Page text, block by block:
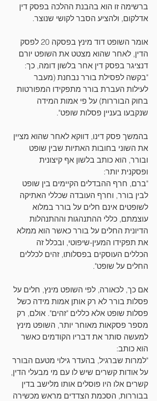
ברשימה זו הוא בהבנת ההלכה בפסק דין
אדלקום, ולהציע הסבר לקושי שנוצר.
אומר השופט דוד מינץ בפסקה 20 לפסק
הדין, לאחר שהוא מצטט את השופט יורם
דנציגר בפסק דין אחר בלשון דומה, כך:
"בקשה לפסילת בורר נבחנת (מעבר
לעילות העברת בורר מתפקידו המפורטות
בחוק הבוררות) על פי אמות המידה
שנקבעו בעניין פסלות שופט".
בהמשך פסק דינו, דווקא לאחר שהוא מציין
את השוני בחובות האתיות שבין שופט
ובורר, הוא כותב בלשון אף קיצונית
ופסקנית יותר:
"ברם, חרף ההבדלים הקיימים בין שופט
לבין בורר, וחרף העובדה שכללי האתיקה
לשופטים אינם חלים על בורר במלוא
עוצמתם, כללי ההתנהגות וההתנהלות
הדיונית החלים על בורר כאשר הוא ממלא
את תפקידו המעין-שיפוטי, ובכלל זה
הכללים העוסקים בפסלותו, זהים לכללים
החלים על שופט".
אם כך, לכאורה, לפי השופט מינץ, חלים על
פסלות בורר לא רק אותן אמות מידה כשל
פסלות שופט אלא כללים "זהים". אולם, רק
מספר פסקאות מאוחר יותר, השופט מינץ
למעשה סותר את דבריו הקודמים כאשר
הוא כותב:
"למרות שברגיל, בהעדר גילוי מטעם הבורר
על אודות קשרים שיש לו עם מי מבעלי הדין,
קשרים אלו היו פוסלים אותו מלישב בדין
בבוררות, הסכמת הצדדים מראש מכשירה